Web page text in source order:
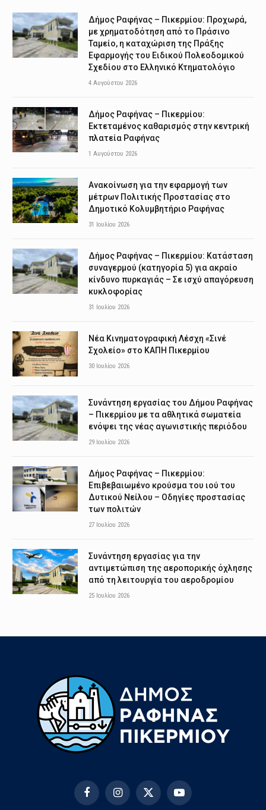
Δήμος Ραφήνας – Πικερμίου: Προχωρά,
με χρηματοδότηση από το Πράσινο
Ταμείο, η καταχώριση της Πράξης
Εφαρμογής του Ειδικού Πολεοδομικού
Σχεδίου στο Ελληνικό Κτηματολόγιο
4 Αυγούστου 2026
Δήμος Ραφήνας – Πικερμίου:
Εκτεταμένος καθαρισμός στην κεντρική
πλατεία Ραφήνας
1 Αυγούστου 2026
Ανακοίνωση για την εφαρμογή των
μέτρων Πολιτικής Προστασίας στο
Δημοτικό Κολυμβητήριο Ραφήνας
31 Ιουλίου 2026
Δήμος Ραφήνας – Πικερμίου: Κατάσταση
συναγερμού (κατηγορία 5) για ακραίο
κίνδυνο πυρκαγιάς – Σε ισχύ απαγόρευση
κυκλοφορίας
31 Ιουλίου 2026
Νέα Κινηματογραφική Λέσχη «Σινέ
Σχολείο» στο ΚΑΠΗ Πικερμίου
30 Ιουλίου 2026
Συνάντηση εργασίας του Δήμου Ραφήνας
– Πικερμίου με τα αθλητικά σωματεία
ενόψει της νέας αγωνιστικής περιόδου
29 Ιουλίου 2026
Δήμος Ραφήνας – Πικερμίου:
Επιβεβαιωμένο κρούσμα του ιού του
Δυτικού Νείλου – Οδηγίες προστασίας
των πολιτών
27 Ιουλίου 2026
Συνάντηση εργασίας για την
αντιμετώπιση της αεροπορικής όχλησης
από τη λειτουργία του αεροδρομίου
25 Ιουλίου 2026
FacebookInstagramX
YouTube